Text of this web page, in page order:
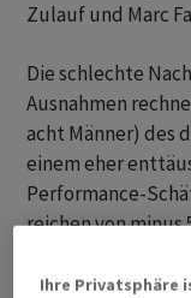
Zulauf und Marc
Die schlechte
Ausnahmen
acht Männer) des
einem eher
Performance-
reichen von minus
Zur Erinnerung:
Ihre Privatsphäre